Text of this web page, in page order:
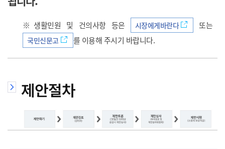
으
로
이
※생활민원 및 건의사항 등은 시장에게바란다 또는
국민신문고 를 이용해 주시기 바랍니다.
제안절차